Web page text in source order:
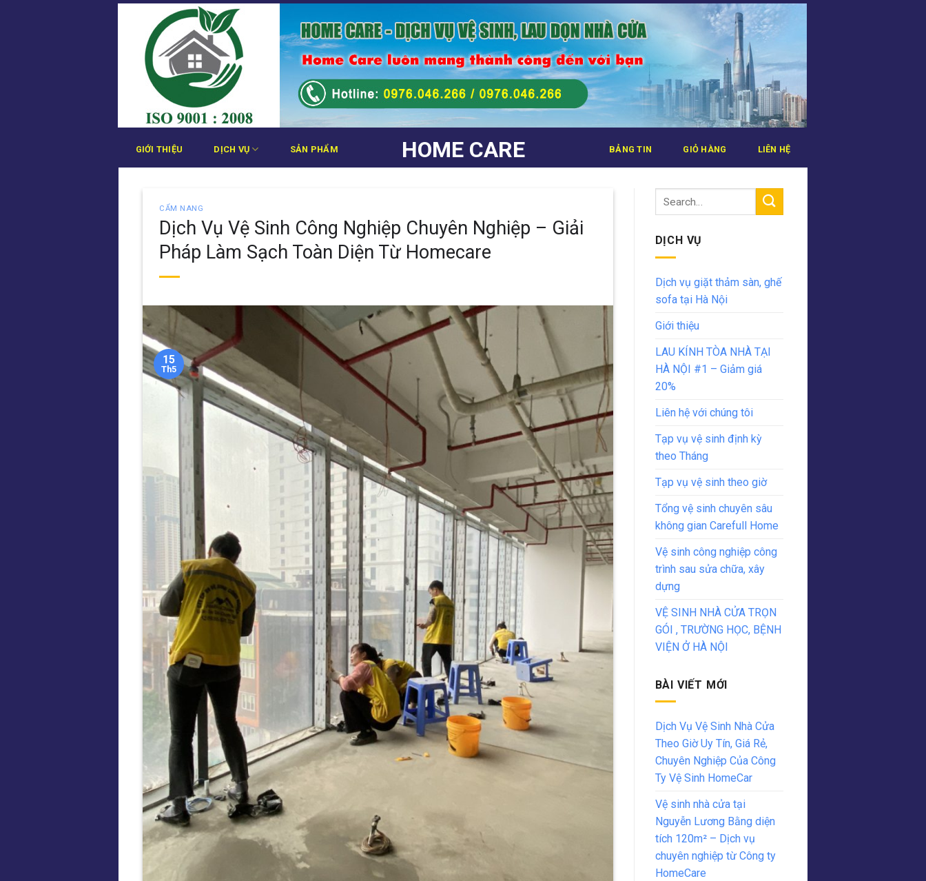
Bỏ
HOME CARE
GIỚI THIỆU DỊCH VỤ SẢN PHẨM BẢNG TIN GIỎ HÀNG LIÊN HỆ
CẨM NANG
Dịch Vụ Vệ Sinh Công Nghiệp Chuyên Nghiệp – Giải
Pháp Làm Sạch Toàn Diện Từ Homecare
15
Th5
DỊCH VỤ
Dịch vụ giặt thảm sàn, ghế
sofa tại Hà Nội
Giới thiệu
LAU KÍNH TÒA NHÀ TẠI
HÀ NỘI #1 – Giảm giá
20%
Liên hệ với chúng tôi
Tạp vụ vệ sinh định kỳ
theo Tháng
Tạp vụ vệ sinh theo giờ
Tổng vệ sinh chuyên sâu
không gian Carefull Home
Vệ sinh công nghiệp công
trình sau sửa chữa, xây
dựng
VỆ SINH NHÀ CỬA TRỌN
GÓI , TRƯỜNG HỌC, BỆNH
VIỆN Ở HÀ NỘI
BÀI VIẾT MỚI
Dịch Vụ Vệ Sinh Nhà Cửa
Theo Giờ Uy Tín, Giá Rẻ,
Chuyên Nghiệp Của Công
Ty Vệ Sinh HomeCar
Vệ sinh nhà cửa tại
Nguyễn Lương Bằng diện
tích 120m² – Dịch vụ
chuyên nghiệp từ Công ty
HomeCare